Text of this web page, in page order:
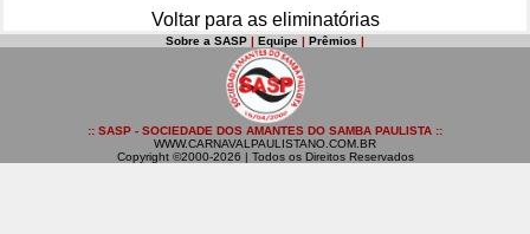
Voltar para as eliminatórias
Sobre a SASP | Equipe | Prêmios |
:: SASP - SOCIEDADE DOS AMANTES DO SAMBA PAULISTA ::
WWW.CARNAVALPAULISTANO.COM.BR
Copyright ©2000-2026 | Todos os Direitos Reservados